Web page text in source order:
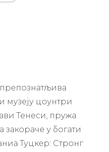
препознатљива
музеју цоунтри
Тенеси, пружа
у богати
Туцкер: Стронг